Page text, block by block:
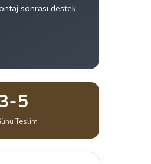
sonrası destek
5
Teslim